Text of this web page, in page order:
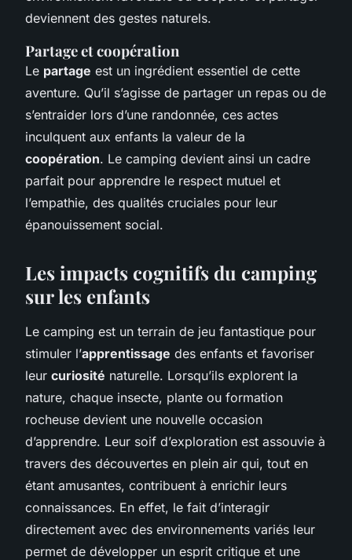
deviennent des gestes naturels.
Partage et coopération
Le partage est un ingrédient essentiel de cette
aventure. Qu’il s’agisse de partager un repas ou de
s’entraider lors d’une randonnée, ces actes
inculquent aux enfants la valeur de la
coopération. Le camping devient ainsi un cadre
parfait pour apprendre le respect mutuel et
l’empathie, des qualités cruciales pour leur
épanouissement social.
Les impacts cognitifs du camping
sur les enfants
Le camping est un terrain de jeu fantastique pour
stimuler l’apprentissage des enfants et favoriser
leur curiosité naturelle. Lorsqu’ils explorent la
nature, chaque insecte, plante ou formation
rocheuse devient une nouvelle occasion
d’apprendre. Leur soif d’exploration est assouvie à
travers des découvertes en plein air qui, tout en
étant amusantes, contribuent à enrichir leurs
connaissances. En effet, le fait d’interagir
directement avec des environnements variés leur
permet de développer un esprit critique et une